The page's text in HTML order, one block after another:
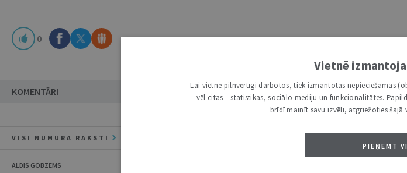
0
KOMENTĀRI
VISI NUMURA RAKSTI
ALDIS GOBZEMS
Vietnē
Lai vietne pilnvērtīgi darbotos, tiek izmantotas nepieciešamās
vēl citas – statistikas, sociālo mediju un funkcionalitātes.
brīdī mainīt savu izvēli, atgriežoties šajā
PIEŅEMT